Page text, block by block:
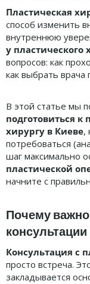
Пластическая
способ изменить
внутреннюю
у пластического
вопросов: как
как выбрать врача
В этой статье мы
подготовиться
хирургу в Киеве,
потребоваться
шаг максимально
пластической
начните с
Почему
консультации
Консультация с
просто встреча.
закладывается